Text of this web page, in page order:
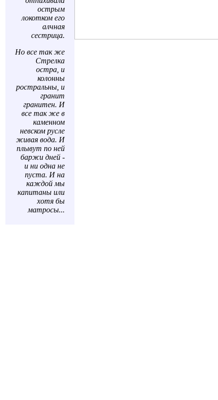
острым
локотком его
алчная
сестрица.
Но все так же
Стрелка
остра, и
колонны
ростральны, и
гранит
гранитен. И
все так же в
каменном
невском русле
живая вода. И
плывут по ней
баржи дней -
и ни одна не
пуста. И на
каждой мы
капитаны или
хотя бы
матросы...